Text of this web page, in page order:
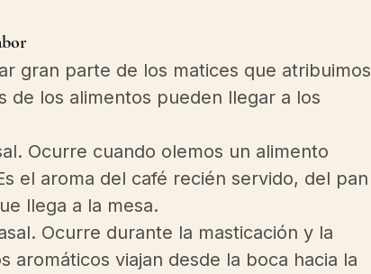
gran parte de los matices que atribuimos
de los alimentos pueden llegar a los
Ocurre cuando olemos un alimento
el aroma del café recién servido, del pan
llega a la mesa.
Ocurre durante la masticación y la
aromáticos viajan desde la boca hacia la